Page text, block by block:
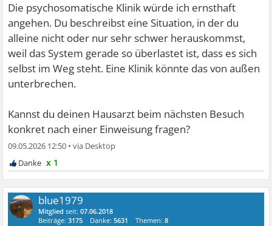
Die psychosomatische Klinik würde ich ernsthaft
angehen. Du beschreibst eine Situation, in der du
alleine nicht oder nur sehr schwer herauskommst,
weil das System gerade so überlastet ist, dass es sich
selbst im Weg steht. Eine Klinik könnte das von außen
unterbrechen.
Kannst du deinen Hausarzt beim nächsten Besuch
konkret nach einer Einweisung fragen?
09.05.2026 12:50 •
x 1
blue1979
Mitglied seit:07.06.2018
Beiträge:3175 Danke:5631 Themen:8